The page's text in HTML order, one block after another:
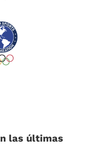
las últimas